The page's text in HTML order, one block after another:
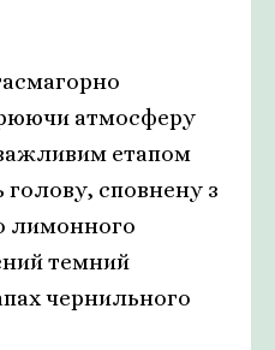
атмосферу
важливим етапом
голову, сповнену з
лимонного
темний
чернильного